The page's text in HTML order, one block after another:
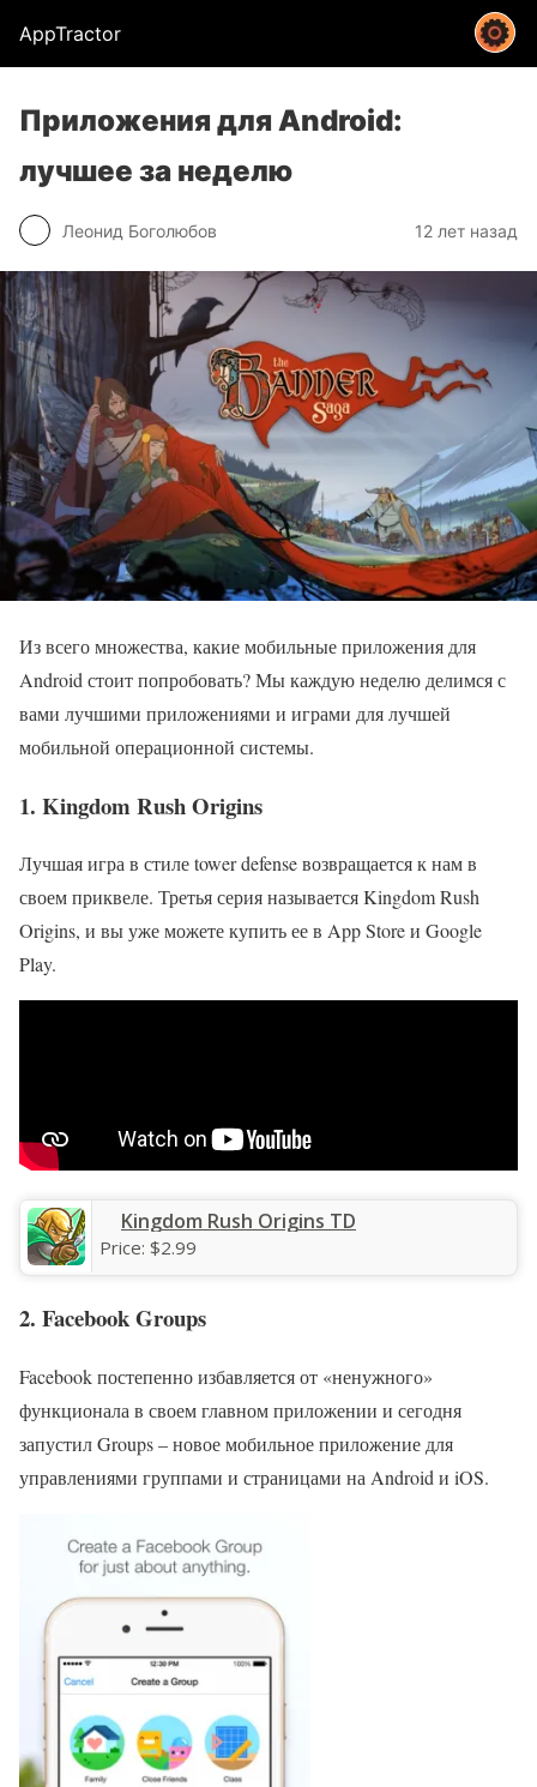
AppTractor
Приложения для Android:
лучшее за неделю
Леонид Боголюбов 12 лет назад
Из всего множества, какие мобильные приложения для
Android стоит попробовать? Мы каждую неделю делимся с
вами лучшими приложениями и играми для лучшей
мобильной операционной системы.
1. Kingdom Rush Origins
Лучшая игра в стиле tower defense возвращается к нам в
своем приквеле. Третья серия называется Kingdom Rush
Origins, и вы уже можете купить ее в App Store и Google
Play.
Kingdom Rush Origins TD
Price: $2.99
2. Facebook Groups
Facebook постепенно избавляется от «ненужного»
функционала в своем главном приложении и сегодня
запустил Groups – новое мобильное приложение для
управлениями группами и страницами на Android и iOS.